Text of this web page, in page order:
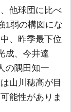
他球団に比べ
1弱の構図にな
、昨季最下位
成、今井達
の隅田知一
山川穂高が目
能性がありま